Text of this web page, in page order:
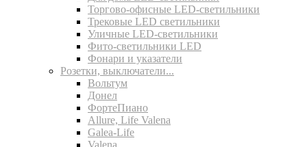
Торгово-офисные LED-светильники
Трековые LED светильники
Уличные LED-светильники
Фито-светильники LED
Фонари и указатели
Розетки, выключатели...
Вольтум
Донел
ФортеПиано
Allure, Life Valena
Galea-Life
Valena